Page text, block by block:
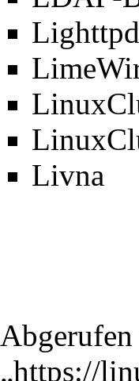
Livna
„https://